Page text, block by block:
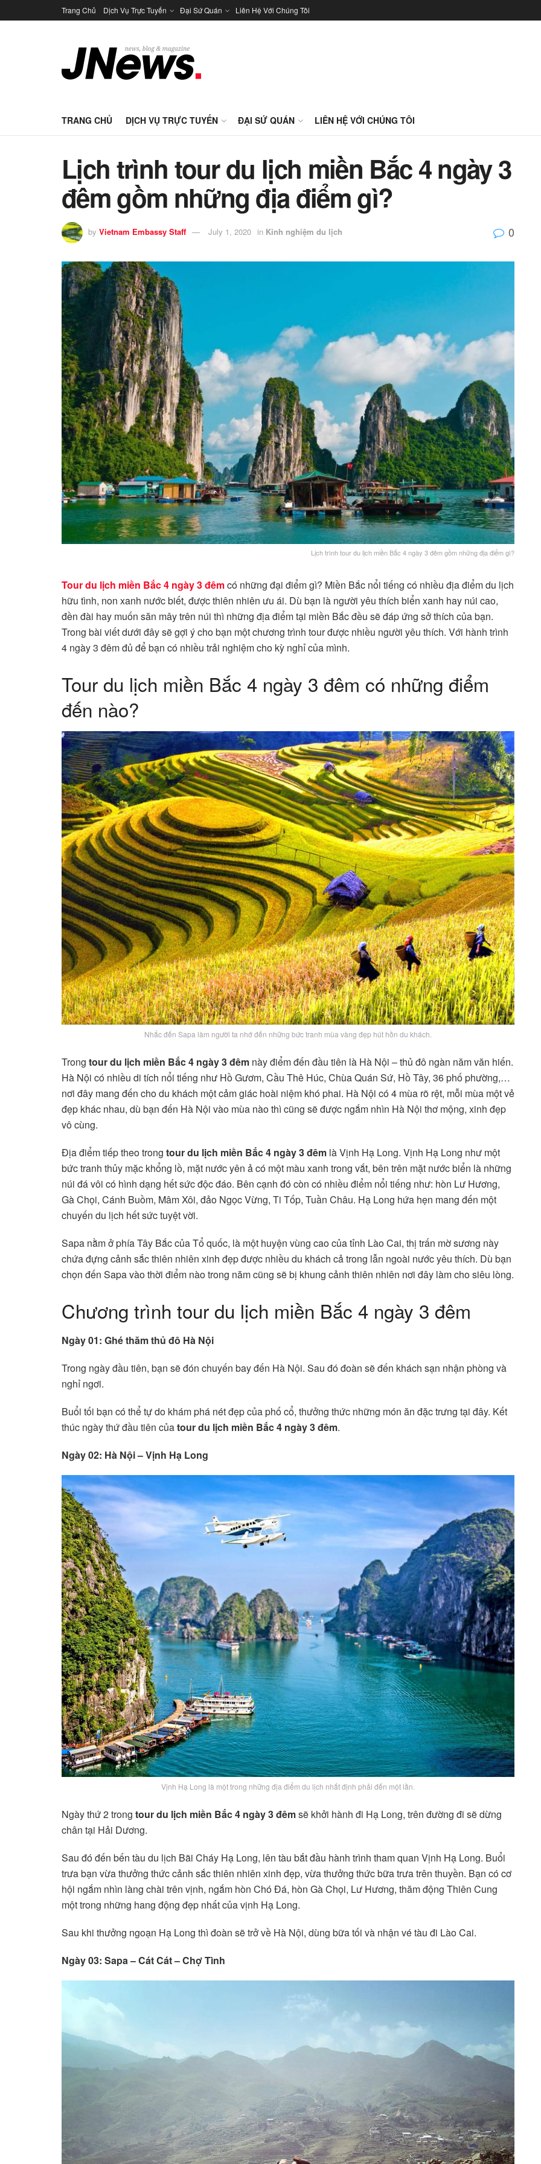
Trang Chủ Dịch Vụ Trực Tuyến Đại Sứ Quán Liên Hệ Với Chúng Tôi
TRANG CHỦ DỊCH VỤ TRỰC TUYẾN ĐẠI SỨ QUÁN LIÊN HỆ VỚI CHÚNG TÔI
Lịch trình tour du lịch miền Bắc 4 ngày 3
đêm gồm những địa điểm gì?
by Vietnam Embassy Staff July 1, 2020 in Kinh nghiệm du lịch 0
Lịch trình tour du lịch miền Bắc 4 ngày 3 đêm gồm những địa điểm gì?
Tour du lịch miền Bắc 4 ngày 3 đêmcó những đại điểm gì? Miền Bắc nổi tiếng có nhiều địa điểm du lịch
hữu tình, non xanh nước biết, được thiên nhiên ưu ái. Dù bạn là người yêu thích biển xanh hay núi cao,
đền đài hay muốn săn mây trên núi thì những địa điểm tại miền Bắc đều sẽ đáp ứng sở thích của bạn.
Trong bài viết dưới đây sẽ gợi ý cho bạn một chương trình tour được nhiều người yêu thích. Với hành trình
4 ngày 3 đêm đủ để bạn có nhiều trải nghiệm cho kỳ nghỉ của mình.
Tour du lịch miền Bắc 4 ngày 3 đêm có những điểm
đến nào?
Nhắc đến Sapa làm người ta nhớ đến những bức tranh mùa vàng đẹp hút hồn du khách.
Trong tour du lịch miền Bắc 4 ngày 3 đêm này điểm đến đầu tiên là Hà Nội – thủ đô ngàn năm văn hiến.
Hà Nội có nhiều di tích nổi tiếng như Hồ Gươm, Cầu Thê Húc, Chùa Quán Sứ, Hồ Tây, 36 phố phường,…
nơi đây mang đến cho du khách một cảm giác hoài niệm khó phai. Hà Nội có 4 mùa rõ rệt, mỗi mùa một vẻ
đẹp khác nhau, dù bạn đến Hà Nội vào mùa nào thì cũng sẽ được ngắm nhìn Hà Nội thơ mộng, xinh đẹp
vô cùng.
Địa điểm tiếp theo trong tour du lịch miền Bắc 4 ngày 3 đêm là Vịnh Hạ Long. Vịnh Hạ Long như một
bức tranh thủy mặc khổng lồ, mặt nước yên ả có một màu xanh trong vắt, bên trên mặt nước biển là những
núi đá vôi có hình dạng hết sức độc đáo. Bên cạnh đó còn có nhiều điểm nổi tiếng như: hòn Lư Hương,
Gà Chọi, Cánh Buồm, Mâm Xôi, đảo Ngọc Vừng, Ti Tốp, Tuần Châu. Hạ Long hứa hẹn mang đến một
chuyến du lịch hết sức tuyệt vời.
Sapa nằm ở phía Tây Bắc của Tổ quốc, là một huyện vùng cao của tỉnh Lào Cai, thị trấn mờ sương này
chứa đựng cảnh sắc thiên nhiên xinh đẹp được nhiều du khách cả trong lẫn ngoài nước yêu thích. Dù bạn
chọn đến Sapa vào thời điểm nào trong năm cũng sẽ bị khung cảnh thiên nhiên nơi đây làm cho siêu lòng.
Chương trình tour du lịch miền Bắc 4 ngày 3 đêm
Ngày 01: Ghé thăm thủ đô Hà Nội
Trong ngày đầu tiên, bạn sẽ đón chuyến bay đến Hà Nội. Sau đó đoàn sẽ đến khách sạn nhận phòng và
nghỉ ngơi.
Buổi tối bạn có thể tự do khám phá nét đẹp của phố cổ, thưởng thức những món ăn đặc trưng tại đây. Kết
thúc ngày thứ đầu tiên củatour du lịch miền Bắc 4 ngày 3 đêm.
Ngày 02: Hà Nội – Vịnh Hạ Long
Vịnh Hạ Long là một trong những địa điểm du lịch nhất định phải đến một lần.
Ngày thứ 2 trong tour du lịch miền Bắc 4 ngày 3 đêmsẽ khởi hành đi Hạ Long, trên đường đi sẽ dừng
chân tại Hải Dương.
Sau đó đến bến tàu du lịch Bãi Cháy Hạ Long, lên tàu bắt đầu hành trình tham quan Vịnh Hạ Long. Buổi
trưa bạn vừa thưởng thức cảnh sắc thiên nhiên xinh đẹp, vừa thưởng thức bữa trưa trên thuyền. Bạn có cơ
hội ngắm nhìn làng chài trên vịnh, ngắm hòn Chó Đá, hòn Gà Chọi, Lư Hương, thăm động Thiên Cung
một trong những hang động đẹp nhất của vịnh Hạ Long.
Sau khi thưởng ngoạn Hạ Long thì đoàn sẽ trở về Hà Nội, dùng bữa tối và nhận vé tàu đi Lào Cai.
Ngày 03: Sapa – Cát Cát – Chợ Tình